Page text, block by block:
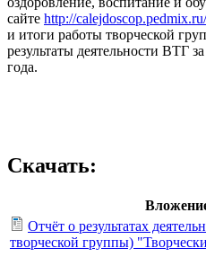
сайте http://calejdoscop.pedmix.ru/
и итоги работы творческой
результаты деятельности ВТГ
года.
Скачать:
Отчёт о результатах
творческой группы)